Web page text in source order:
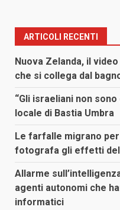
ARTICOLI RECENTI
Nuova Zelanda, il
che si collega dal
“Gli israeliani non
locale di Bastia Umbra
Le farfalle migrano
fotografa gli effetti
Allarme
agenti autonomi che
informatici